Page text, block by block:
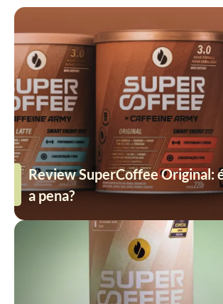
Review SuperCoffee Original:
a pena?